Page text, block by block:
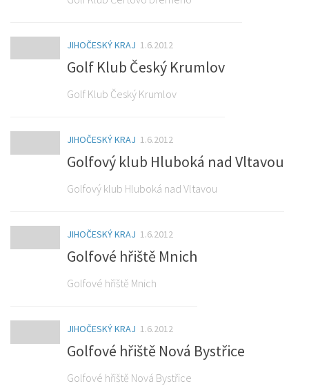
JIHOČESKÝ KRAJ 1.6.2012
Golf Klub Český Krumlov
Golf Klub Český Krumlov
JIHOČESKÝ KRAJ 1.6.2012
Golfový klub Hluboká nad Vltavou
Golfový klub Hluboká nad Vltavou
JIHOČESKÝ KRAJ 1.6.2012
Golfové hřiště Mnich
Golfové hřiště Mnich
JIHOČESKÝ KRAJ 1.6.2012
Golfové hřiště Nová Bystřice
Golfové hřiště Nová Bystřice